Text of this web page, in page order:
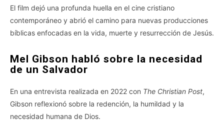
El film dejó una profunda huella en el cine cristiano
contemporáneo y abrió el camino para nuevas producciones
bíblicas enfocadas en la vida, muerte y resurrección de Jesús.
Mel Gibson habló sobre la necesidad
de un Salvador
En una entrevista realizada en 2022 con The Christian Post,
Gibson reflexionó sobre la redención, la humildad y la
necesidad humana de Dios.